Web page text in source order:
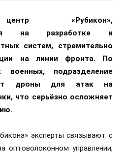
«Рубикон»,
на разработке и
систем, стремительно
на линии фронта. По
военных, подразделение
дроны для атак на
что серьёзно осложняет
эксперты связывают с
оптоволоконном управлении,